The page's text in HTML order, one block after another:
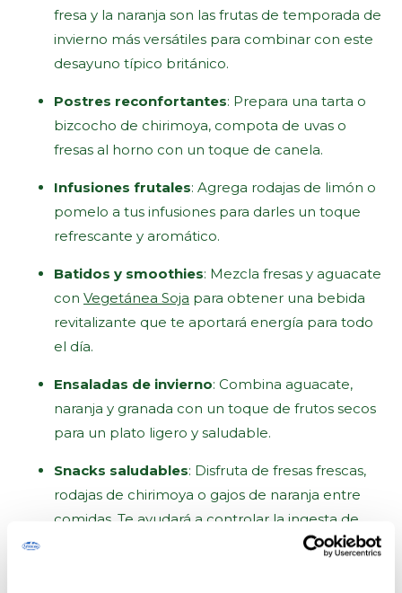
fresa y la naranja son las frutas de temporada de
invierno más versátiles para combinar con este
desayuno típico británico.
Postres reconfortantes: Prepara una tarta o
bizcocho de chirimoya, compota de uvas o
fresas al horno con un toque de canela.
Infusiones frutales: Agrega rodajas de limón o
pomelo a tus infusiones para darles un toque
refrescante y aromático.
Batidos y smoothies: Mezcla fresas y aguacate
con Vegetánea Soja para obtener una bebida
revitalizante que te aportará energía para todo
el día.
Ensaladas de invierno: Combina aguacate,
naranja y granada con un toque de frutos secos
para un plato ligero y saludable.
Snacks saludables: Disfruta de fresas frescas,
rodajas de chirimoya o gajos de naranja entre
comidas. Te ayudará a controlar la ingesta de